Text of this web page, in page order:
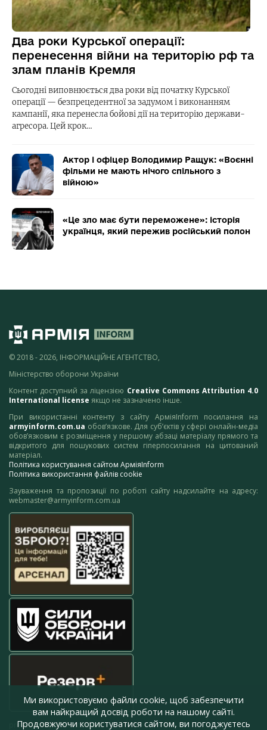
Два роки Курської операції:
перенесення війни на територію рф та
злам планів Кремля
Сьогодні виповнюється два роки від початку Курської
операції — безпрецедентної за задумом і виконанням
кампанії, яка перенесла бойові дії на територію держави-
агресора. Цей крок…
Актор і офіцер Володимир Ращук: «Воєнні
фільми не мають нічого спільного з
війною»
«Це зло має бути переможене»: історія
українця, який пережив російський полон
© 2018 - 2026, ІНФОРМАЦІЙНЕ АГЕНТСТВО,
Міністерство оборони України
Контент доступний за ліцензією Creative Commons Attribution 4.0
International license якщо не зазначено інше.
При використанні контенту з сайту АрміяInform посилання на
armyinform.com.ua обов’язкове. Для суб’єктів у сфері онлайн-медіа
обов’язковим є розміщення у першому абзаці матеріалу прямого та
відкритого для пошукових систем гіперпосилання на цитований
матеріал.
Політика користування сайтом АрміяInform
Політика використання файлів cookie
Зауваження та пропозиції по роботі сайту надсилайте на адресу:
webmaster@armyinform.com.ua
press@armyinform.com.ua
Ми використовуємо файли cookie, щоб забезпечити
вам найкращий досвід роботи на нашому сайті.
Продовжуючи користуватися сайтом, ви погоджуєтесь